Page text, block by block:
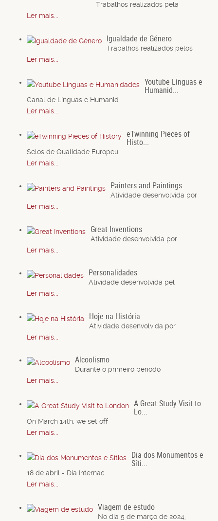
Trabalhos realizados pela
Ler mais...
Igualdade de Género
Trabalhos realizados pelos
Ler mais...
Youtube Línguas e
Humanid...
Canal de Línguas e Humanid
Ler mais...
eTwinning Pieces of
Histo...
Selos de Qualidade Europeu
Ler mais...
Painters and Paintings
Atividade desenvolvida por
Ler mais...
Great Inventions
Atividade desenvolvida por
Ler mais...
Personalidades
Atividade desenvolvida pel
Ler mais...
Hoje na História
Atividade desenvolvida por
Ler mais...
Alcoolismo
Durante o primeiro período
Ler mais...
A Great Study Visit to
Lo...
On March 14th, we set off
Ler mais...
Dia dos Monumentos e
Síti...
18 de abril - Dia Internac
Ler mais...
Viagem de estudo
No dia 5 de março de 2024,